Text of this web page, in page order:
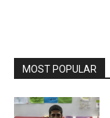
MOST POPULAR